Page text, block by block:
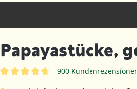
Papayastücke,
900